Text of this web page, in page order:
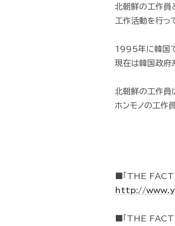
北朝鮮の工作員
工作活動を行っ
1995年に韓国で
現在は韓国政府
北朝鮮の工作員
ホンモノの工作
■「THE
http://
■「THE